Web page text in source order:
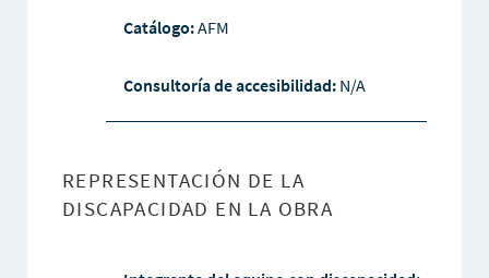
Catálogo:AFM
Consultoría de accesibilidad: N/A
REPRESENTACIÓN DE LA
DISCAPACIDAD EN LA OBRA